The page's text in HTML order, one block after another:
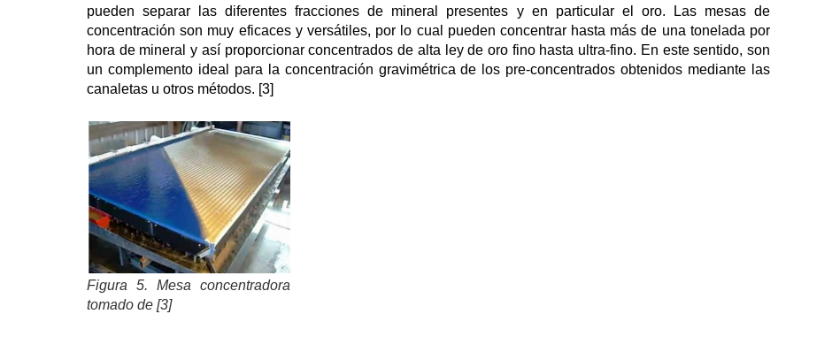
pueden separar las diferentes fracciones de mineral presentes y en particular el oro. Las mesas de
concentración son muy eficaces y versátiles, por lo cual pueden concentrar hasta más de una tonelada por
hora de mineral y así proporcionar concentrados de alta ley de oro fino hasta ultra-fino. En este sentido, son
un complemento ideal para la concentración gravimétrica de los pre-concentrados obtenidos mediante las
canaletas u otros métodos. [3]
Figura 5. Mesa concentradora
tomado de [3]